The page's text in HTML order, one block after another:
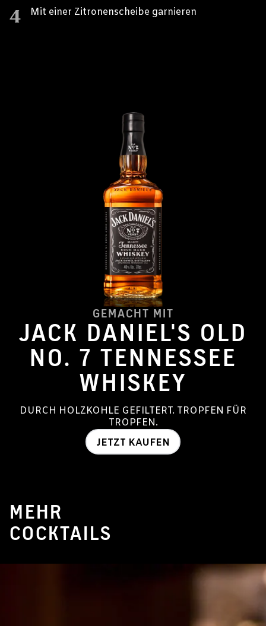
4 Mit einer Zitronenscheibe garnieren
GEMACHT MIT
JACK DANIEL'S OLD
NO. 7 TENNESSEE
WHISKEY
DURCH HOLZKOHLE GEFILTERT. TROPFEN FÜR
TROPFEN.
JETZT KAUFEN
MEHR
COCKTAILS